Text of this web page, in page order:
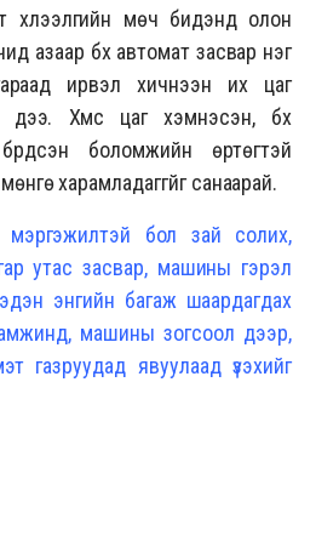
хүлээлгийн мөч бидэнд олон
азаар бүх автомат засвар нэг
ирвэл хичнээн их цаг
Хүмүүс цаг хэмнэсэн, бүх
боломжийн өртөгтэй
харамладаггүйг санаарай.
бол зай солих,
утас засвар, машины гэрэл
энгийн багаж шаардагдах
машины зогсоол дээр,
газруудад явуулаад үзэхийг